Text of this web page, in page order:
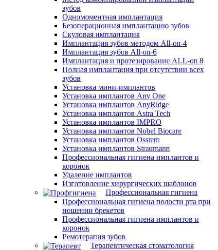
зубов
Одномоментная имплантация
Безоперационная имплантацию зубов
Скуловая имплантация
Имплантация зубов методом All-on-4
Имплантация зубов All-on-6
Имплантация и протезирование ALL-on 8
Полная имплантация при отсутствии всех
зубов
Установка мини-имплантов
Установка имплантов Any One
Установка имплантов AnyRidge
Установка имплантов Astra Tech
Установка имплантов IMPRO
Установка имплантов Nobel Biocare
Установка имплантов Osstem
Установка имплантов Straumann
Профессиональная гигиена имплантов и
коронок
Удаление имплантов
Изготовление хирургических шаблонов
Профессиональная гигиена
Профессиональная гигиена полости рта при
ношении брекетов
Профессиональная гигиена имплантов и
коронок
Ремотерапия зубов
Терапевтическая стоматология